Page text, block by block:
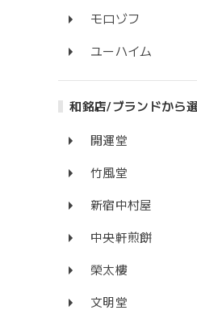
モロゾフ
ユーハイム
和銘店/ブランドから
開運堂
竹風堂
新宿中村屋
中央軒煎餅
榮太樓
文明堂